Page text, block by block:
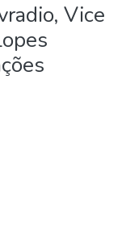
Vice